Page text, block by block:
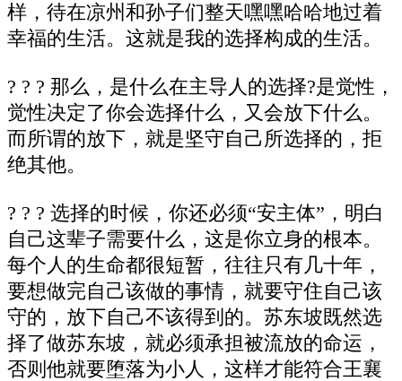
样，待在凉州和孙子们整天嘿嘿哈哈地过着
幸福的生活。这就是我的选择构成的生活。
? ? ? 那么，是什么在主导人的选择?是觉性，
觉性决定了你会选择什么，又会放下什么。
而所谓的放下，就是坚守自己所选择的，拒
绝其他。
? ? ? 选择的时候，你还必须“安主体”，明白
自己这辈子需要什么，这是你立身的根本。
每个人的生命都很短暂，往往只有几十年，
要想做完自己该做的事情，就要守住自己该
守的，放下自己不该得到的。苏东坡既然选
择了做苏东坡，就必须承担被流放的命运，
否则他就要堕落为小人，这样才能符合王襄